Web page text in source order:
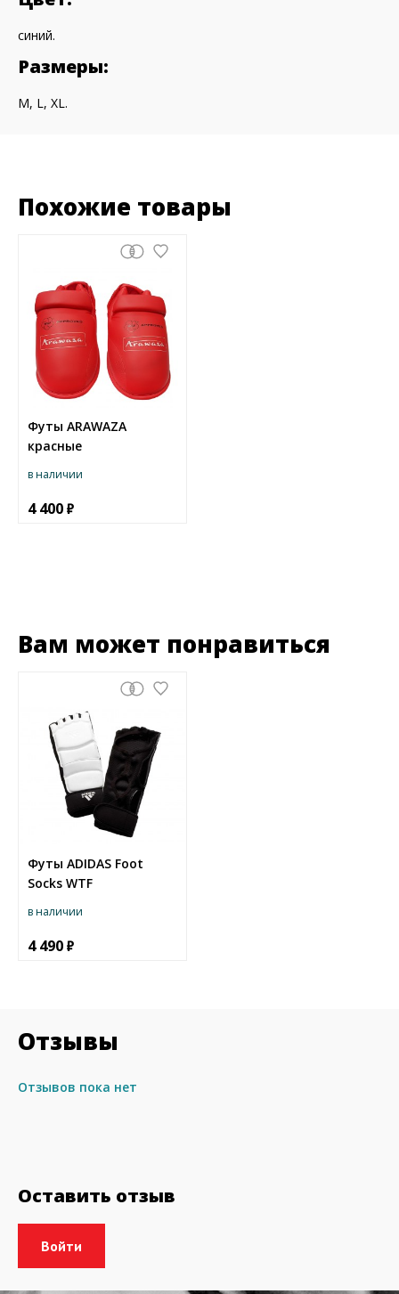
синий.
Размеры:
M, L, XL.
Похожие товары
Футы ARAWAZA
красные
в наличии
4 400
Вам может понравиться
Футы ADIDAS Foot
Socks WTF
в наличии
4 490
Отзывы
Отзывов пока нет
Оставить отзыв